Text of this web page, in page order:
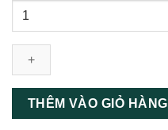
Đèn
led
module
xám
THÊM VÀO GIỎ HÀNG